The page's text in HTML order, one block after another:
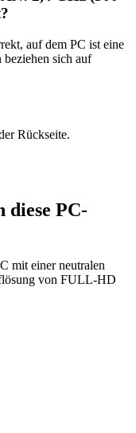
auf dem PC ist eine
sich auf
Rückseite.
diese PC-
mit einer neutralen
von FULL-HD